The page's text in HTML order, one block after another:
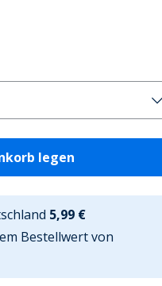
legen
5,99 €
Bestellwert von